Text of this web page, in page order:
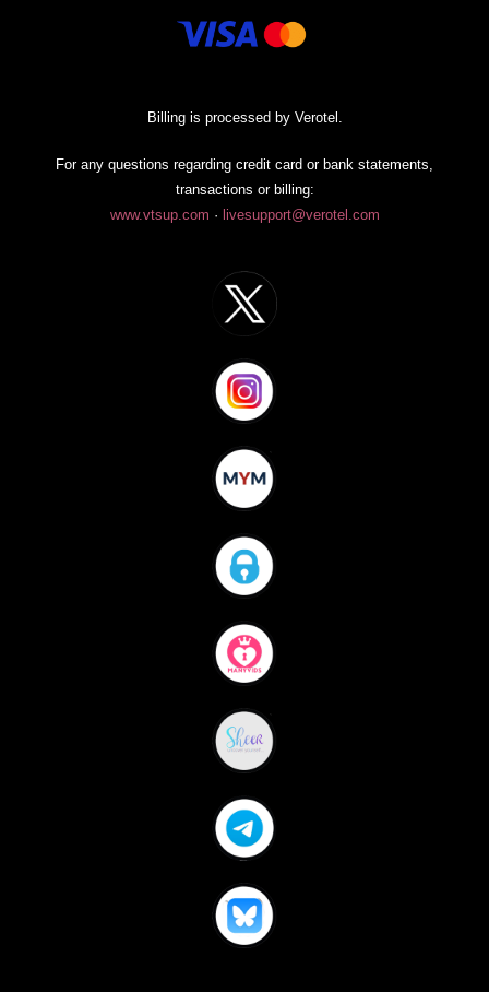
Billing is processed by Verotel.
For any questions regarding credit card or bank statements,
transactions or billing:
www.vtsup.com · livesupport@verotel.com